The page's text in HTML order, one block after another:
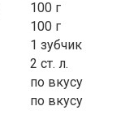
100 г
100 г
1 зубчик
2 ст. л.
по вкусу
по вкусу